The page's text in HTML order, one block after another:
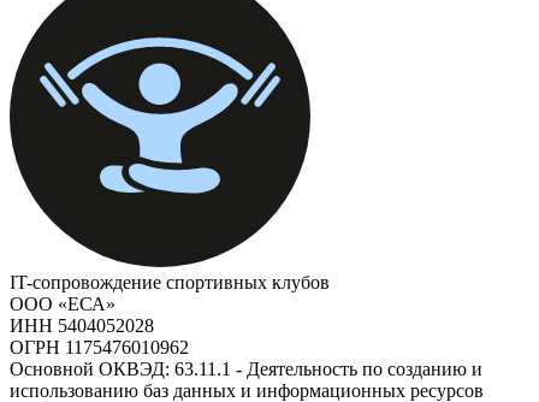
IT-сопровождение спортивных клубов
ООО «ЕСА»
ИНН 5404052028
ОГРН 1175476010962
Основной ОКВЭД: 63.11.1 - Деятельность по созданию и
использованию баз данных и информационных ресурсов